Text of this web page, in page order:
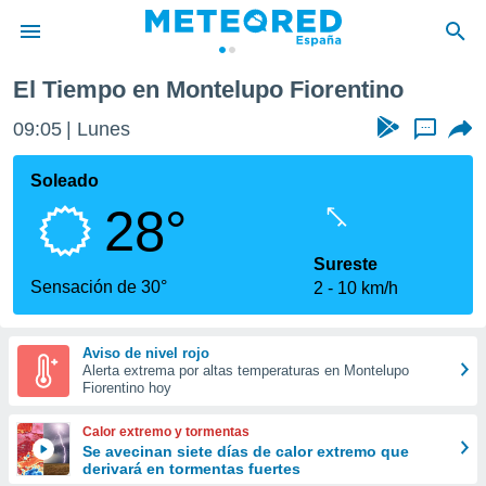
de
por
que se
calidad.
a este
las
y
forma
digital
basada
El Tiempo en Montelupo Fiorentino
09:05 Lunes ...
Soleado
28°
Sensación de 30°
Sureste
2
10 km/h
Aviso de nivel rojo
Alerta extrema por altas temperaturas en Montelupo
Fiorentino hoy
Calor extremo y tormentas
Se avecinan siete días de calor extremo que
derivará en tormentas fuertes